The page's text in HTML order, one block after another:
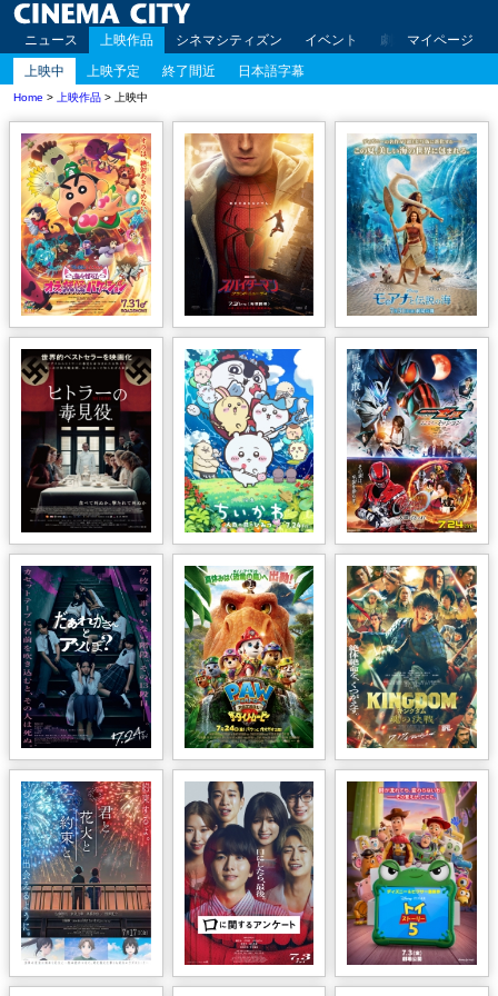
ニュース 上映作品 シネマシティズン イベント 劇場案内 アク
マイページ
上映中
上映予定 終了間近 日本語字幕
Home > 上映作品 > 上映中